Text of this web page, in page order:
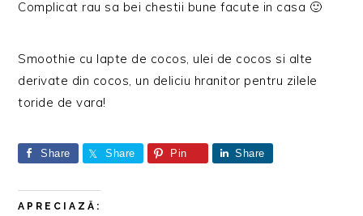
Complicat rau sa bei chestii bune facute in casa 🙂
Smoothie cu lapte de cocos, ulei de cocos si alte
derivate din cocos, un deliciu hranitor pentru zilele
toride de vara!
Share Share Pin Share
APRECIAZĂ: